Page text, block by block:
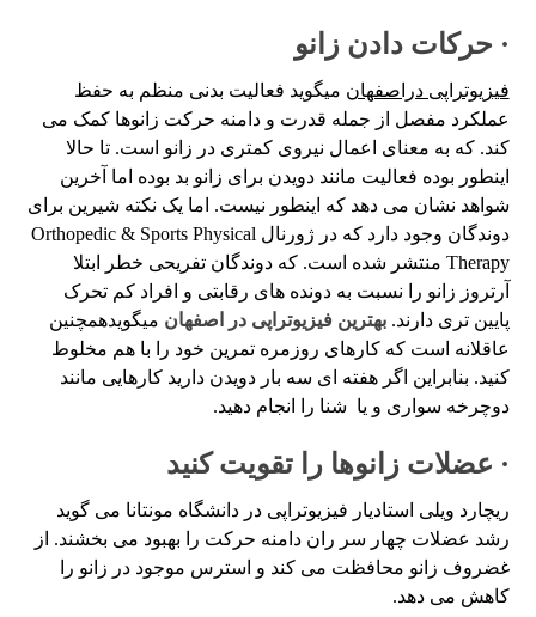
· حرکات دادن زانو
فیزیوتراپی دراصفهان میگوید فعالیت بدنی منظم به حفظ
عملکرد مفصل از جمله قدرت و دامنه حرکت زانوها کمک می
کند. که به معنای اعمال نیروی کمتری در زانو است. تا حالا
اینطور بوده فعالیت مانند دویدن برای زانو بد بوده اما آخرین
شواهد نشان می دهد که اینطور نیست. اما یک نکته شیرین برای
دوندگان وجود دارد که در ژورنال Orthopedic & Sports Physical
Therapy منتشر شده است. که دوندگان تفریحی خطر ابتلا
آرتروز زانو را نسبت به دونده های رقابتی و افراد کم تحرک
پایین تری دارند.بهترین فیزیوتراپی در اصفهان میگویدهمچنین
عاقلانه است که کارهای روزمره تمرین خود را با هم مخلوط
کنید. بنابراین اگر هفته ای سه بار دویدن دارید کارهایی مانند
دوچرخه سواری و یا شنا را انجام دهید.
· عضلات زانوها را تقویت کنید
ریچارد ویلی استادیار فیزیوتراپی در دانشگاه مونتانا می گوید
رشد عضلات چهار سر ران دامنه حرکت را بهبود می بخشند. از
غضروف زانو محافظت می کند و استرس موجود در زانو را
کاهش می دهد.